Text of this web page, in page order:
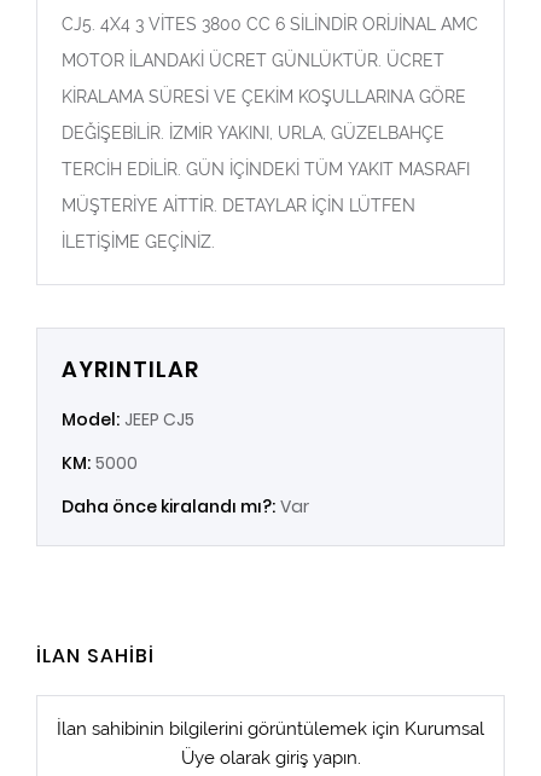
CJ5. 4X4 3 VİTES 3800 CC 6 SİLİNDİR ORİJİNAL AMC
MOTOR İLANDAKİ ÜCRET GÜNLÜKTÜR. ÜCRET
KİRALAMA SÜRESİ VE ÇEKİM KOŞULLARINA GÖRE
DEĞİŞEBİLİR. İZMİR YAKINI, URLA, GÜZELBAHÇE
TERCİH EDİLİR. GÜN İÇİNDEKİ TÜM YAKIT MASRAFI
MÜŞTERİYE AİTTİR. DETAYLAR İÇİN LÜTFEN
İLETİŞİME GEÇİNİZ.
AYRINTILAR
Model: JEEP CJ5
KM: 5000
Daha önce kiralandı mı?: Var
İLAN SAHİBİ
İlan sahibinin bilgilerini görüntülemek için Kurumsal
Üyeolarak giriş yapın.